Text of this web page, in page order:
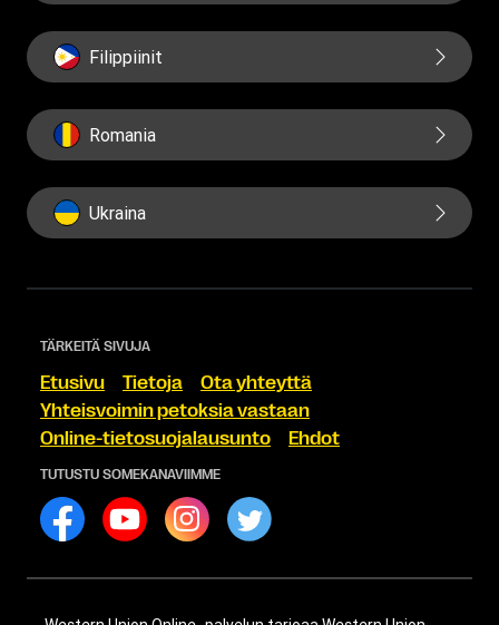
Filippiinit
Romania
Ukraina
TÄRKEITÄ SIVUJA
Etusivu Tietoja
Ota yhteyttä
Yhteisvoimin petoksia vastaan
Online-tietosuojalausunto
Ehdot
TUTUSTU SOMEKANAVIIMME